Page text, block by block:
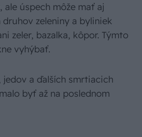
ale úspech môže mať aj
druhov zeleniny a byliniek
zeler, bazalka, kôpor. Týmto
vyhýbať.
jedov a ďalších smrtiacich
byť až na poslednom